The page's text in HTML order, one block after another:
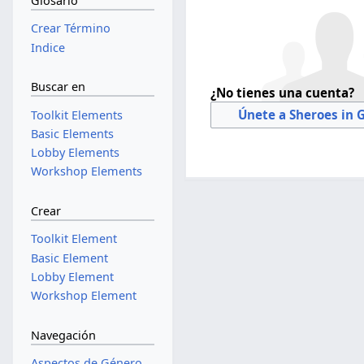
¿No tienes una cuenta?
Únete a Sheroes in
Crear Término
Indice
Buscar en
Toolkit Elements
Basic Elements
Lobby Elements
Workshop Elements
Crear
Toolkit Element
Basic Element
Lobby Element
Workshop Element
Navegación